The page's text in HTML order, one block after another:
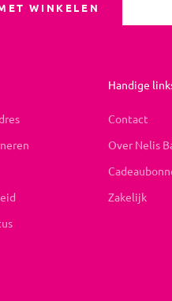
WINKELEN
Handige
Contact
Over Nelis
Zakelijk